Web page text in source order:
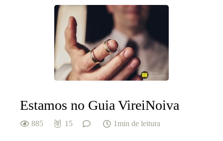
Estamos no Guia VireiNoiva
885 15 1min de leitura